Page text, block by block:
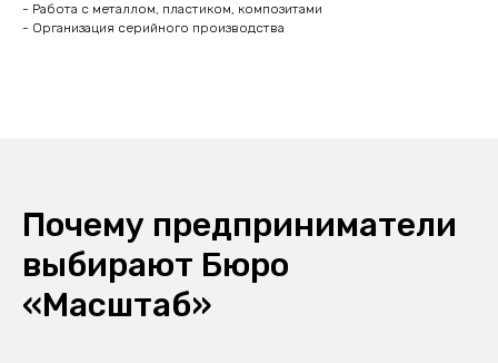
- Работа с металлом, пластиком, композитами
- Организация серийного производства
Почему предприниматели
выбирают Бюро
«Масштаб»